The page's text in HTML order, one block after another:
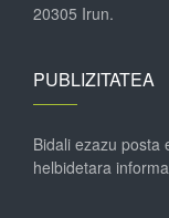
20305 Irun.
PUBLIZITATEA
Bidali ezazu posta
helbidetara